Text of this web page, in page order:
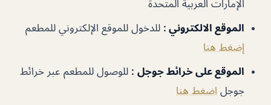
الإمارات العربية المتحدة
الموقع الالكتروني : للدخول للموقع الإلكتروني للمطعم
إضغط هنا
الموقع على خرائط جوجل : للوصول للمطعم عبر خرائط
جوجل اضغط هنا